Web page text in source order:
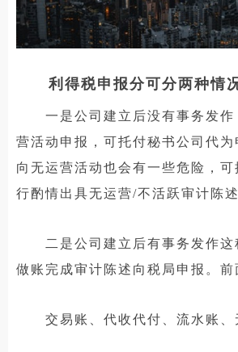
利得税申报分可分两种情况
一是公司建立后没有事务发作
营活动申报，可托付秘书公司代为
向无运营活动也会有一些危险，
行酌情出具无运营/不活跃审计陈
二是公司建立后有事务发作这
做账完成审计陈述向税局申报。前
交易账、代收代付、流水账、